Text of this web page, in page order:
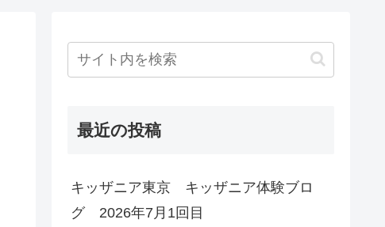
最近の投稿
キッザニア東京 キッザニア体験ブロ
グ 2026年7月1回目